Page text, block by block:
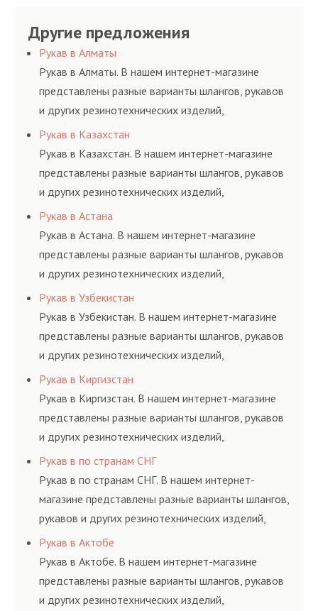
предприятия.
сервис РВД на разовой
основе либо на
условиях
долговременного
комплексного
АДЫМ Инжиниринг
шлангов высокого
давления. Ремонт
шлангов производится
Другие предложения
Рукав в Алматы
Рукав в Алматы. В нашем интернет-магазине
представлены разные варианты шлангов, рукавов
и других резинотехнических изделий,
соответствующих ГОСТам, техническим условиям
и нормативам.
Рукав в Казахстан
Рукав в Казахстан. В нашем интернет-магазине
представлены разные варианты шлангов, рукавов
и других резинотехнических изделий,
соответствующих ГОСТам, техническим условиям
и нормативам.
Рукав в Астана
Рукав в Астана. В нашем интернет-магазине
представлены разные варианты шлангов, рукавов
и других резинотехнических изделий,
соответствующих ГОСТам, техническим условиям
и нормативам.
Рукав в Узбекистан
Рукав в Узбекистан. В нашем интернет-магазине
представлены разные варианты шлангов, рукавов
и других резинотехнических изделий,
соответствующих ГОСТам, техническим условиям
и нормативам.
Рукав в Киргизстан
Рукав в Киргизстан. В нашем интернет-магазине
представлены разные варианты шлангов, рукавов
и других резинотехнических изделий,
соответствующих ГОСТам, техническим условиям
и нормативам.
Рукав в по странам СНГ
Рукав в по странам СНГ. В нашем интернет-
магазине представлены разные варианты шлангов,
рукавов и других резинотехнических изделий,
соответствующих ГОСТам, техническим условиям
и нормативам.
Рукав в Актобе
Рукав в Актобе. В нашем интернет-магазине
представлены разные варианты шлангов, рукавов
и других резинотехнических изделий,